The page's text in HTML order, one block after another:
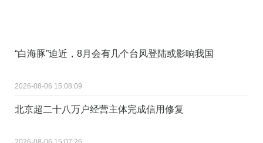
“白海豚”迫近，8月会有几个台风登陆或影响我国
2026-08-06 15:08:09
北京超二十八万户经营主体完成信用修复